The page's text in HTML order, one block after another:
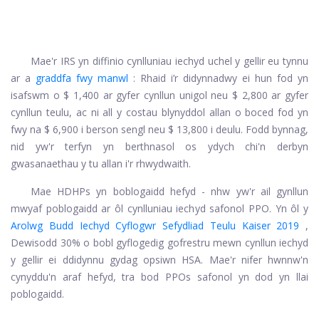
Mae'r IRS yn diffinio cynlluniau iechyd uchel y gellir eu tynnu
ar a graddfa fwy manwl : Rhaid i’r didynnadwy ei hun fod yn
isafswm o $ 1,400 ar gyfer cynllun unigol neu $ 2,800 ar gyfer
cynllun teulu, ac ni all y costau blynyddol allan o boced fod yn
fwy na $ 6,900 i berson sengl neu $ 13,800 i deulu. Fodd bynnag,
nid yw'r terfyn yn berthnasol os ydych chi'n derbyn
gwasanaethau y tu allan i'r rhwydwaith.
Mae HDHPs yn boblogaidd hefyd - nhw yw'r ail gynllun
mwyaf poblogaidd ar ôl cynlluniau iechyd safonol PPO. Yn ôl y
Arolwg Budd Iechyd Cyflogwr Sefydliad Teulu Kaiser 2019 ,
Dewisodd 30% o bobl gyflogedig gofrestru mewn cynllun iechyd
y gellir ei ddidynnu gydag opsiwn HSA. Mae'r nifer hwnnw'n
cynyddu'n araf hefyd, tra bod PPOs safonol yn dod yn llai
poblogaidd.